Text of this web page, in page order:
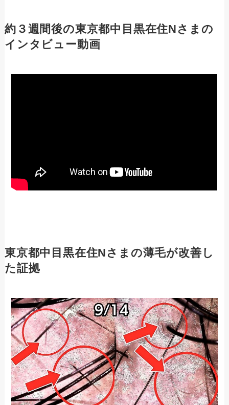
約３週間後の東京都中目黒在住Nさまの
インタビュー動画
東京都中目黒在住Nさまの薄毛が改善し
た証拠